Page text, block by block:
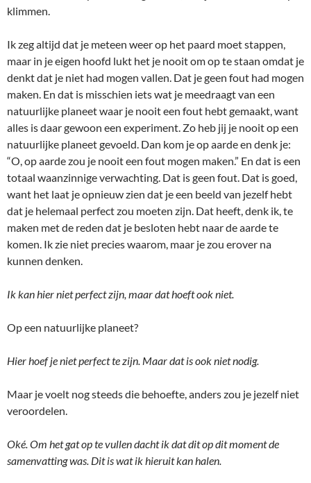
klimmen.
Ik zeg altijd dat je meteen weer op het paard moet stappen,
maar in je eigen hoofd lukt het je nooit om op te staan omdat je
denkt dat je niet had mogen vallen. Dat je geen fout had mogen
maken. En dat is misschien iets wat je meedraagt van een
natuurlijke planeet waar je nooit een fout hebt gemaakt, want
alles is daar gewoon een experiment. Zo heb jij je nooit op een
natuurlijke planeet gevoeld. Dan kom je op aarde en denk je:
“O, op aarde zou je nooit een fout mogen maken.” En dat is een
totaal waanzinnige verwachting. Dat is geen fout. Dat is goed,
want het laat je opnieuw zien dat je een beeld van jezelf hebt
dat je helemaal perfect zou moeten zijn. Dat heeft, denk ik, te
maken met de reden dat je besloten hebt naar de aarde te
komen. Ik zie niet precies waarom, maar je zou erover na
kunnen denken.
Ik kan hier niet perfect zijn, maar dat hoeft ook niet.
Op een natuurlijke planeet?
Hier hoef je niet perfect te zijn. Maar dat is ook niet nodig.
Maar je voelt nog steeds die behoefte, anders zou je jezelf niet
veroordelen.
Oké. Om het gat op te vullen dacht ik dat dit op dit moment de
samenvatting was. Dit is wat ik hieruit kan halen.